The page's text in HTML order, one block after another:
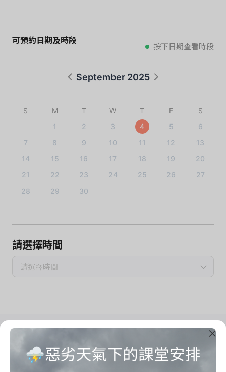
可預約日期及時段 按下日期查看時段
September 2025
S M T W T F
S
1
2 3 4 5
6
7
8 9 10 11 12
13
14
15 16 17 18 19
20
21
22 23 24 25 26
27
28
29 30
請選擇時間
請選擇時間
Imrama Yoga Studio
把心思留給自己
Start your imrama here.